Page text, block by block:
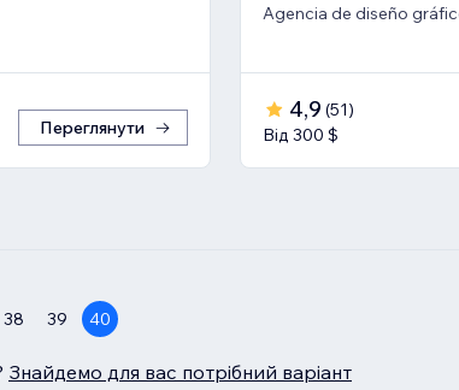
Переглянути
Agencia de diseño
4,9 (51)
Від 300 $
38 39 40
Знайдемо для вас потрібний варіант